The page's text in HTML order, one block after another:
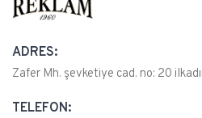
ADRES:
Zafer Mh. şevketiye cad. no: 20
TELEFON: